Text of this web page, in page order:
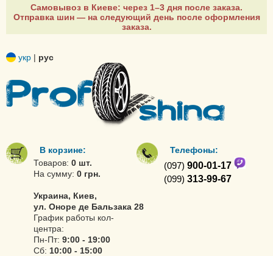
Самовывоз в Киеве: через 1–3 дня после заказа.
Отправка шин — на следующий день после оформления
заказа.
укр | рус
В корзине:
Товаров: 0 шт.
На сумму: 0 грн.
Украина, Киев,
ул. Оноре де Бальзака 28
График работы кол-
центра:
Пн-Пт: 9:00 - 19:00
Сб: 10:00 - 15:00
Телефоны:
(097) 900-01-17
(099) 313-99-67